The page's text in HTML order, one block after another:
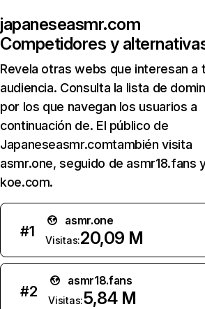
japaneseasmr.com
Competidores y
Revela otras webs que interesan a
audiencia. Consulta la lista de
por los que navegan los usuarios a
continuación de. El público de
Japaneseasmr.comtambién visita
asmr.one, seguido de asmr18.fans
koe.com.
#1
asmr.one
Visitas:20,09 M
#2
asmr18.fans
Visitas:5,84 M